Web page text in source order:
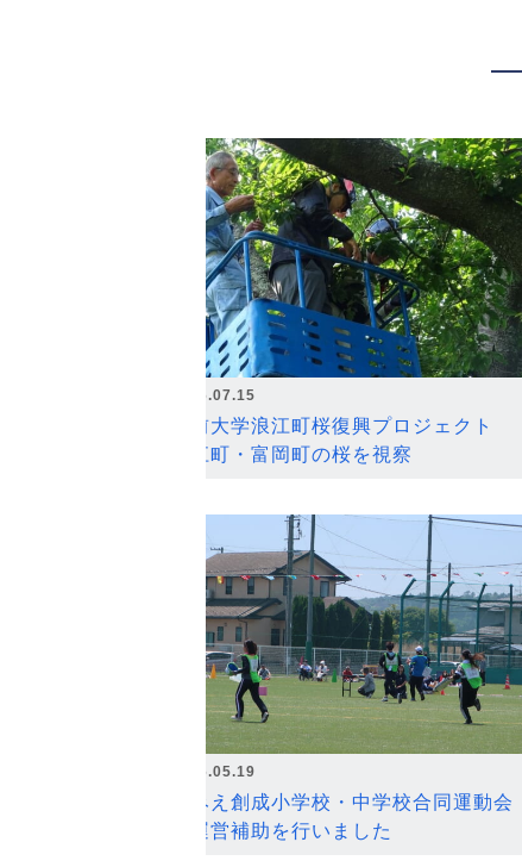
2026.07.15
弘前大学浪江町桜復興プロジェクト
浪江町・富岡町の桜を視察
2026.05.19
なみえ創成小学校・中学校合同運動会
の運営補助を行いました